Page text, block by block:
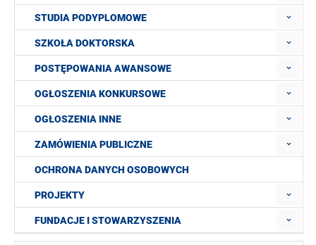
STUDIA PODYPLOMOWE
SZKOŁA DOKTORSKA
POSTĘPOWANIA AWANSOWE
OGŁOSZENIA KONKURSOWE
OGŁOSZENIA INNE
ZAMÓWIENIA PUBLICZNE
OCHRONA DANYCH OSOBOWYCH
PROJEKTY
FUNDACJE I STOWARZYSZENIA